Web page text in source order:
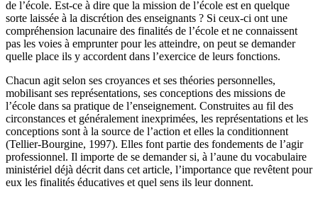
de l’école. Est-ce à dire que la mission de l’école est en quelque
sorte laissée à la discrétion des enseignants ? Si ceux-ci ont une
compréhension lacunaire des finalités de l’école et ne connaissent
pas les voies à emprunter pour les atteindre, on peut se demander
quelle place ils y accordent dans l’exercice de leurs fonctions.
Chacun agit selon ses croyances et ses théories personnelles,
mobilisant ses représentations, ses conceptions des missions de
l’école dans sa pratique de l’enseignement. Construites au fil des
circonstances et généralement inexprimées, les représentations et les
conceptions sont à la source de l’action et elles la conditionnent
(Tellier-Bourgine, 1997). Elles font partie des fondements de l’agir
professionnel. Il importe de se demander si, à l’aune du vocabulaire
ministériel déjà décrit dans cet article, l’importance que revêtent pour
eux les finalités éducatives et quel sens ils leur donnent.